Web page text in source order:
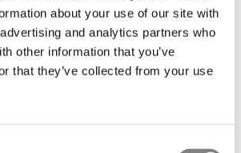
about your use of our site with
and analytics partners who
other information that you’ve
that they’ve collected from your use
(-50%)
effekt og høyt liv.